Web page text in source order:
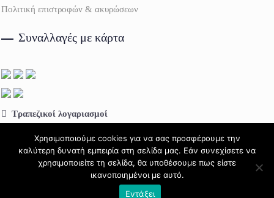
Πολιτική επιστροφών & ακυρώσεων
Συναλλαγές με κάρτα
Τραπεζικοί λογαριασμοί
Πειραιώς:
GR64 0172 2130 0052 1309 0814 992
Eurobank:GR68 0260 0600 0000 4020 1211 938
Petsquare 2026 - All rights reserved ®
Χρησιμοποιούμε cookies για να σας προσφέρουμε την
καλύτερη δυνατή εμπειρία στη σελίδα μας. Εάν συνεχίσετε να
χρησιμοποιείτε τη σελίδα, θα υποθέσουμε πως είστε
ικανοποιημένοι με αυτό.
Εντάξει